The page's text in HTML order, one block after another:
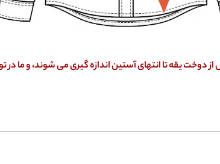
یقه تا انتهای آستین اندازه گیری می شوند، و ما در